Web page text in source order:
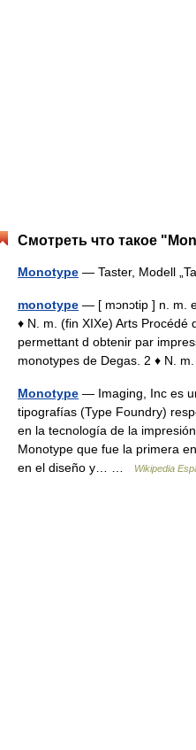
Смотреть что такое
Monotype — Taster, Modell
monotype — [ mɔnɔtip ] n. m.
♦ N. m. (fin XIXe) Arts Procédé
permettant d obtenir par
monotypes de Degas. 2 ♦ N.
Monotype — Imaging, Inc es
tipografías (Type Foundry)
en la tecnología de la
Monotype que fue la primera
en el diseño y… …
Wikipedia